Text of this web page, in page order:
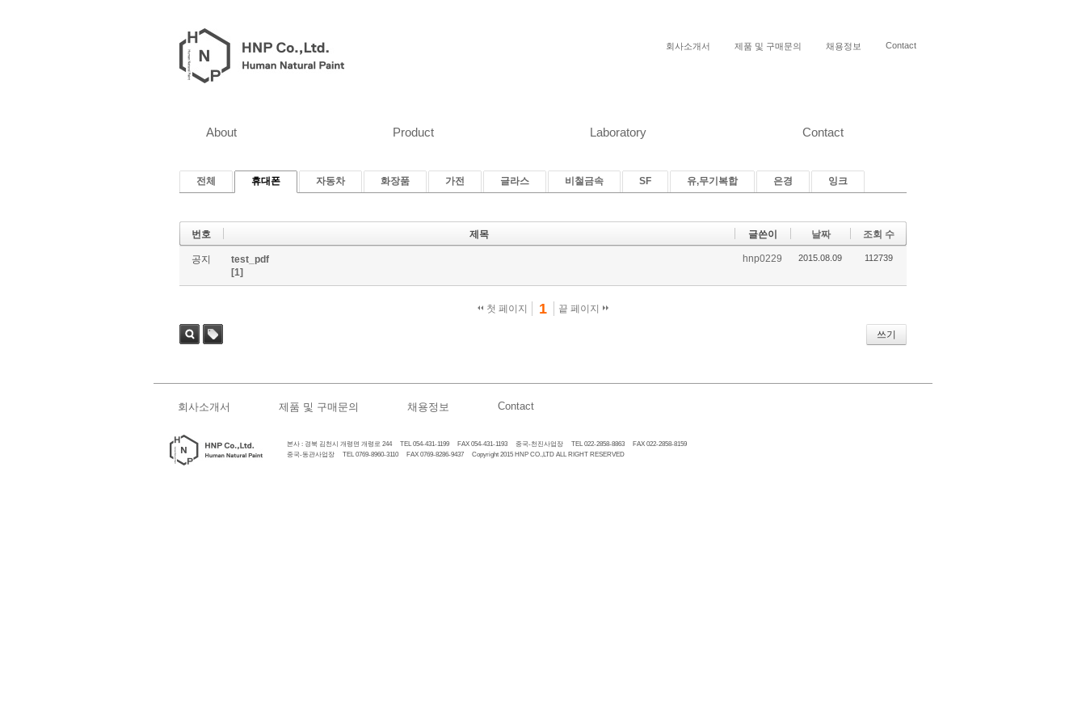
Contact
채용정보
제품 및 구매문의
회사소개서
About Product Laboratory Contact
전체 휴대폰 자동차 화장품 가전 글라스 비철금속 SF 유,무기복합 은경 잉크
번호 제목 글쓴이 날짜 조회 수
공지
test_pdf
[1]
hnp0229 2015.08.09 112739
첫 페이지 1 끝 페이지
쓰기
회사소개서 제품 및 구매문의 채용정보 Contact
본사 : 경북 김천시 개령면 개령로 244 TEL 054-431-1199 FAX 054-431-1193 중국-천진사업장 TEL 022-2858-8863 FAX 022-2858-8159
중국-동관사업장 TEL 0769-8960-3110 FAX 0769-8286-9437 Copyright 2015 HNP CO.,LTD ALL RIGHT RESERVED